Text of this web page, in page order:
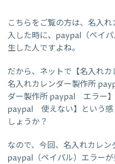
こちらをご覧の方は、名入
入した時に、paypal（ペイ
生した人ですよね。
だから、ネットで【名入れ
名入れカレンダー製作所
ダー製作所 paypal エラー
paypal 使えない】という感
しょうか？
なので、今回、名入れカレ
paypal（ペイパル）エラー